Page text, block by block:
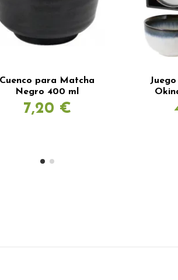
Cuenco para Matcha
Negro 400 ml
7,20 €